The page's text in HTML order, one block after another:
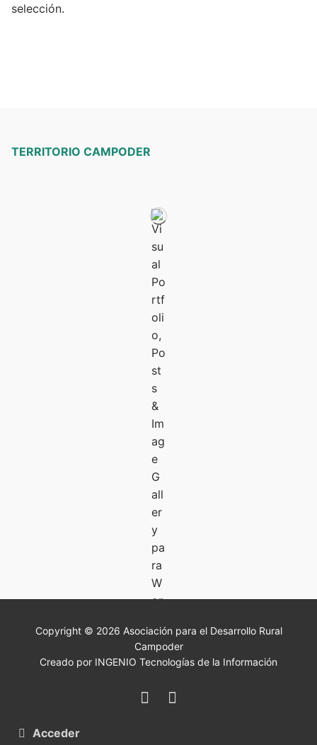
selección.
TERRITORIO CAMPODER
Copyright © 2026 Asociación para el Desarrollo Rural
Campoder
Creado por INGENIO Tecnologías de la Información
Acceder